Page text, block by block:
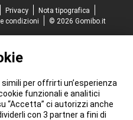
Privacy
Nota tipografica
condizioni © 2026 Gomibo.it
per offrirti un’esperienza
funzionali e analitici
“Accetta” ci autorizzi anche
con 3 partner a fini di